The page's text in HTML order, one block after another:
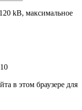
kB, максимальное
в этом браузере для